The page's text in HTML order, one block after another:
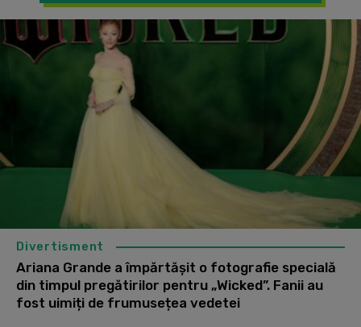
Divertisment
Ariana Grande a împărtășit o fotografie specială
din timpul pregătirilor pentru „Wicked”. Fanii au
fost uimiți de frumusețea vedetei